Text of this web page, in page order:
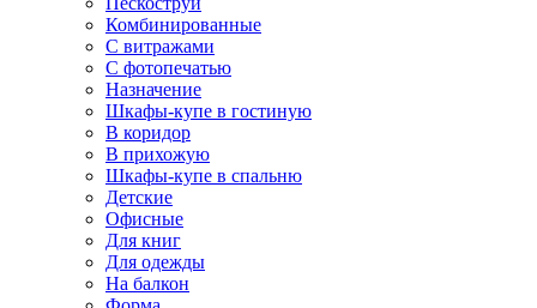
Комбинированные
С витражами
С фотопечатью
Назначение
Шкафы-купе в гостиную
В коридор
В прихожую
Шкафы-купе в спальню
Детские
Офисные
Для книг
Для одежды
На балкон